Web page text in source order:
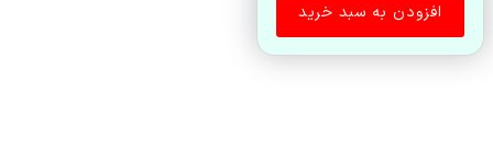
افزودن به سبد خرید